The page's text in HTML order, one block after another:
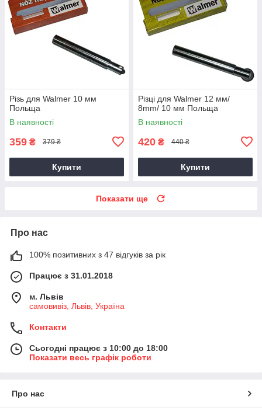
Різь для Walmer 10 мм
Польща
В наявності
359 ₴ 379 ₴
Купити
Різці для Walmer 12 мм/
8mm/ 10 мм Польща
В наявності
420 ₴ 440 ₴
Купити
Показати ще
Про нас
100% позитивних з 47 відгуків за рік
Працює з 31.01.2018
м. Львів
самовивіз, Львів, Україна
Контакти
Сьогодні працює з 10:00 до 18:00
Показати весь графік роботи
Про нас